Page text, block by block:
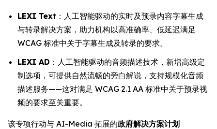
LEXI Text ：人工智能驱动的实时及预录内容字幕生成
与转录解决方案，助力机构以高准确率、低延迟满足
WCAG 标准中关于字幕生成及转录的要求。
LEXI AD ：人工智能驱动的音频描述技术，新增高级定
制选项，可提供自然流畅的旁白解说，支持规模化音频
描述服务——这对满足 WCAG 2.1 AA 标准中关于预录视
频的要求至关重要。
该专项行动与 AI-Media 拓展的政府解决方案计划